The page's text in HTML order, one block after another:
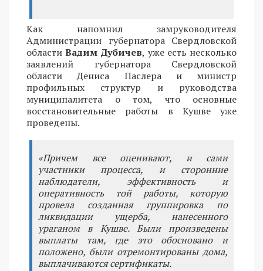
Как напомнил замруководителя
Администрации губернатора Свердловской
областиВадим Дубичев, уже есть несколько
заявлений губернатора Свердловской
области Дениса Паслера и министр
профильных структур и руководства
муниципалитета о том, что основные
восстановительные работы в Кушве уже
проведены.
«Причем все оценивают, и сами
участники процесса, и сторонние
наблюдатели, эффективность и
оперативность той работы, которую
провела созданная группировка по
ликвидации ущерба, нанесенного
ураганом в Кушве. Были произведены
выплаты там, где это обосновано и
положено, были отремонтированы дома,
выплачиваются сертификаты.